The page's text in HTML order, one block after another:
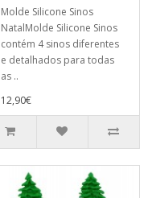
Molde Silicone Sinos
NatalMolde Silicone Sinos
contém 4 sinos diferentes
e detalhados para todas
as ..
12,90€